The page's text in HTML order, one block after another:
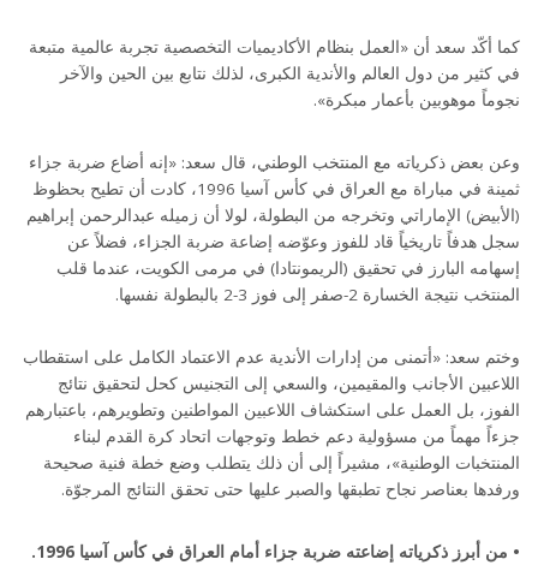
كما أكّد سعد أن «العمل بنظام الأكاديميات التخصصية تجربة عالمية متبعة
في كثير من دول العالم والأندية الكبرى، لذلك نتابع بين الحين والآخر
نجوماً موهوبين بأعمار مبكرة».
وعن بعض ذكرياته مع المنتخب الوطني، قال سعد: «إنه أضاع ضربة جزاء
ثمينة في مباراة مع العراق في كأس آسيا 1996، كادت أن تطيح بحظوظ
(الأبيض) الإماراتي وتخرجه من البطولة، لولا أن زميله عبدالرحمن إبراهيم
سجل هدفاً تاريخياً قاد للفوز وعوّضه إضاعة ضربة الجزاء، فضلاً عن
إسهامه البارز في تحقيق (الريمونتادا) في مرمى الكويت، عندما قلب
المنتخب نتيجة الخسارة 2-صفر إلى فوز 3-2 بالبطولة نفسها.
وختم سعد: «أتمنى من إدارات الأندية عدم الاعتماد الكامل على استقطاب
اللاعبين الأجانب والمقيمين، والسعي إلى التجنيس كحل لتحقيق نتائج
الفوز، بل العمل على استكشاف اللاعبين المواطنين وتطويرهم، باعتبارهم
جزءاً مهماً من مسؤولية دعم خطط وتوجهات اتحاد كرة القدم لبناء
المنتخبات الوطنية»، مشيراً إلى أن ذلك يتطلب وضع خطة فنية صحيحة
ورفدها بعناصر نجاح تطبقها والصبر عليها حتى تحقق النتائج المرجوّة.
• من أبرز ذكرياته إضاعته ضربة جزاء أمام العراق في كأس آسيا 1996.